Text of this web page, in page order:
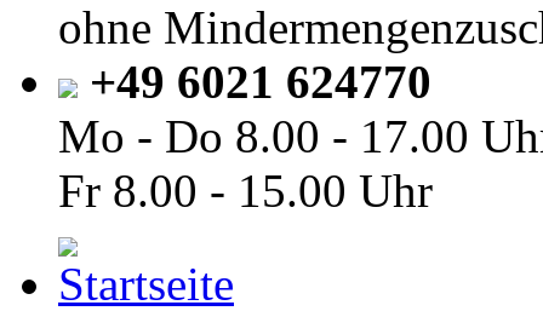
ohne
+49 6021 624770
Mo - Do 8.00 - 17.00
Fr 8.00 - 15.00 Uhr